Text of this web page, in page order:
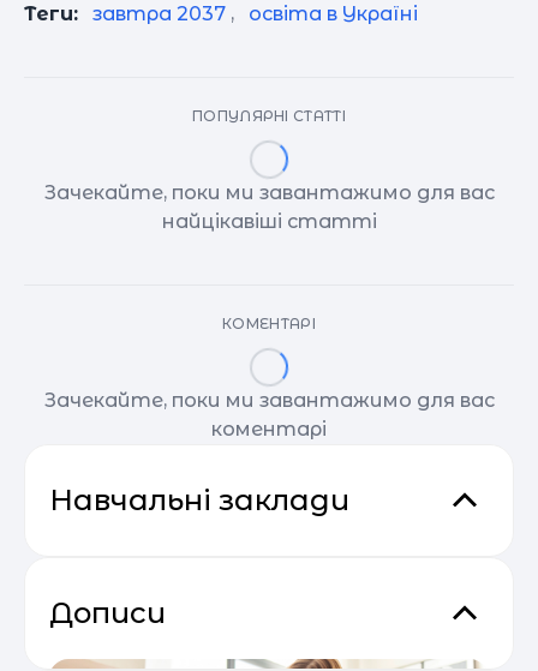
Теги: завтра 2037 , освіта в Україні
ПОПУЛЯРНІ СТАТТІ
Зачекайте, поки ми завантажимо для вас
найцікавіші статті
КОМЕНТАРІ
Зачекайте, поки ми завантажимо для вас
коментарі
Навчальні заклади
Дописи